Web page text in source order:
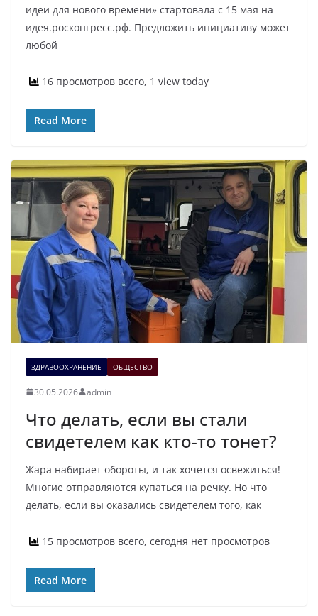
идеи для нового времени» стартовала с 15 мая на
идея.росконгресс.рф. Предложить инициативу может
любой
16 просмотров всего, 1 view today
Read More
ЗДРАВООХРАНЕНИЕ ОБЩЕСТВО
30.05.2026 admin
Что делать, если вы стали
свидетелем как кто-то тонет?
Жара набирает обороты, и так хочется освежиться!
Многие отправляются купаться на речку. Но что
делать, если вы оказались свидетелем того, как
15 просмотров всего, сегодня нет просмотров
Read More